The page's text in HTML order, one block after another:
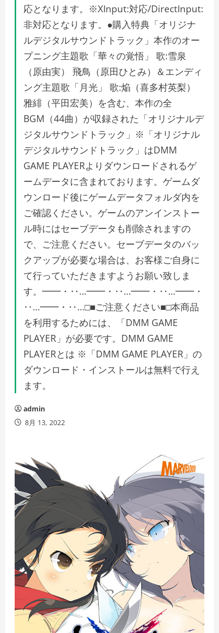
応となります。※XInput:対応/DirectInput:
非対応となります。●購入特典「オリジナ
ルデジタルサウンドトラック」本作のオー
プニング主題歌「華々の覚悟」 歌:雪泉
（原由実） 飛鳥（原田ひとみ）＆エンディ
ング主題歌「月光」 歌:焔（喜多村英梨）
雅緋（平田宏美）を含む、本作の全
BGM（44曲）が収録された「オリジナルデ
ジタルサウンドトラック」※「オリジナル
デジタルサウンドトラック」はDMM
GAME PLAYERよりダウンロードされるゲ
ームデータに含まれております。ゲームダ
ウンロード後にゲームデータフォルダ内を
ご確認ください。ゲームのアンインストー
ル時にはセーブデータも削除されますの
で、ご注意ください。セーブデータのバッ
クアップが必要な場合は、お客様ご自身に
て行っていただきますようお願い致しま
す。━━・‥…━━・‥…━━・‥…━━・
‥…━━・‥…□■ご注意ください■□本商品
を利用するためには、「DMM GAME
PLAYER」が必要です。DMM GAME
PLAYERとは ※「DMM GAME PLAYER」の
ダウンロード・インストールは無料で行え
ます。
admin
8月 13, 2022